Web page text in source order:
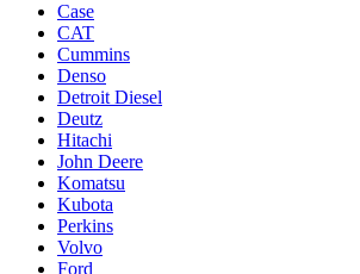
Case
CAT
Cummins
Denso
Detroit Diesel
Deutz
Hitachi
John Deere
Komatsu
Kubota
Perkins
Volvo
Ford